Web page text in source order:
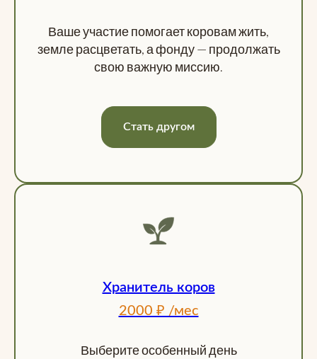
Ваше участие помогает коровам жить,
земле расцветать, а фонду — продолжать
свою важную миссию.
Стать другом
Хранитель коров
2000 ₽ /мес
Выберите особенный день